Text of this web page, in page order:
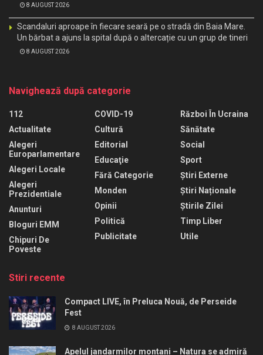
8 AUGUST 2026
Scandaluri aproape în fiecare seară pe o stradă din Baia Mare.
Un bărbat a ajuns la spital după o altercație cu un grup de tineri
8 AUGUST 2026
Navighează după categorie
112
Actualitate
Alegeri
Europarlamentare
Alegeri Locale
Alegeri
Prezidentiale
Anunturi
Bloguri EMM
Chipuri De
Poveste
COVID-19
Cultură
Editorial
Educaţie
Fără Categorie
Monden
Opinii
Politică
Publicitate
Război În Ucraina
Sănătate
Social
Sport
Știri Externe
Știri Naționale
Știrile Zilei
Timp Liber
Utile
Stiri recente
Compact LIVE, în Preluca Nouă, de Perseide
Fest
8 AUGUST 2026
Apelul jandarmilor montani – Natura se admiră